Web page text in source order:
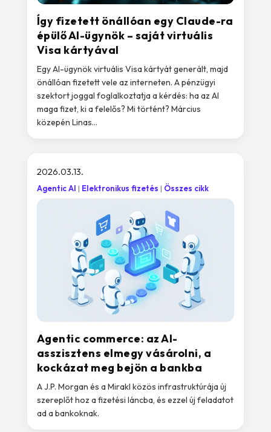
Így fizetett önállóan egy Claude-ra
épülő AI-ügynök – saját virtuális
Visa kártyával
Egy AI-ügynök virtuális Visa kártyát generált, majd
önállóan fizetett vele az interneten. A pénzügyi
szektort joggal foglalkoztatja a kérdés: ha az AI
maga fizet, ki a felelős? Mi történt? Március
közepén Linas…
Agentic commerce: az AI-
asszisztens elmegy vásárolni, a
kockázat meg bejön a bankba
2026.03.13.
Agentic AI Elektronikus fizetés Összes cikk
A J.P. Morgan és a Mirakl közös infrastruktúrája új
szereplőt hoz a fizetési láncba, és ezzel új feladatot
ad a bankoknak.